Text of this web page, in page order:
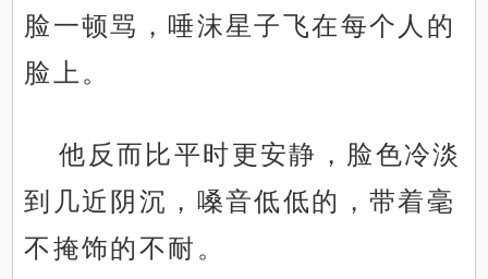
脸一顿骂，唾沫星子飞在每个人的
脸上。
他反而比平时更安静，脸色冷淡
到几近阴沉，嗓音低低的，带着毫
不掩饰的不耐。